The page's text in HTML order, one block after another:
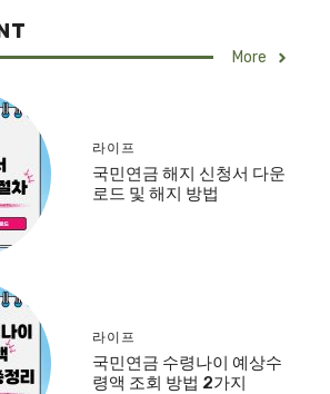
More
라이프
국민연금 해지 신청서 다운
로드 및 해지 방법
라이프
국민연금 수령나이 예상수
령액 조회 방법 2가지